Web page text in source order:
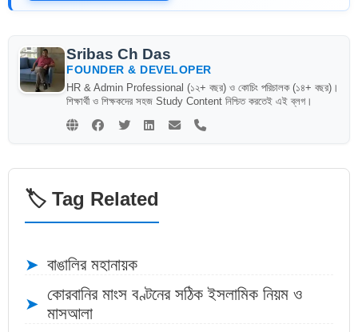
Sribas Ch Das
FOUNDER & DEVELOPER
HR & Admin Professional (১২+ বছর) ও কোচিং পরিচালক (১৪+ বছর)।
শিক্ষার্থী ও শিক্ষকদের সহজ Study Content নিশ্চিত করতেই এই ব্লগ।
🏷️ Tag Related
➤ বাঙালির মহানায়ক
➤
কোরবানির মাংস বণ্টনের সঠিক ইসলামিক নিয়ম ও
মাসআলা